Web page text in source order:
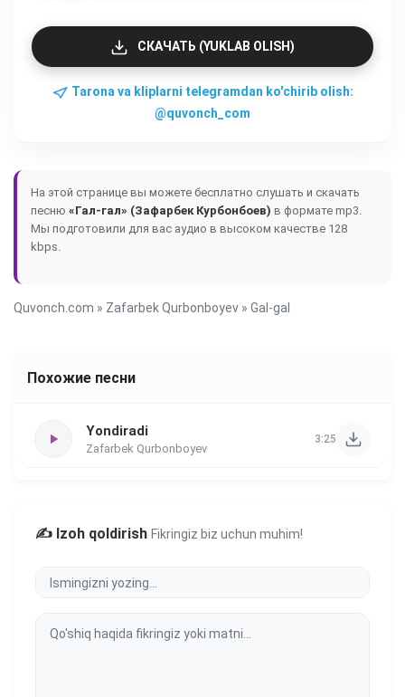
СКАЧАТЬ (YUKLAB OLISH)
Tarona va kliplarni telegramdan ko'chirib olish:
@quvonch_com
На этой странице вы можете бесплатно слушать и скачать
песню «Гал-гал» (Зафарбек Курбонбоев) в формате mp3.
Мы подготовили для вас аудио в высоком качестве 128
kbps.
Quvonch.com » Zafarbek Qurbonboyev » Gal-gal
Похожие песни
Yondiradi
Zafarbek Qurbonboyev
3:25
✍️ Izoh qoldirish Fikringiz biz uchun muhim!